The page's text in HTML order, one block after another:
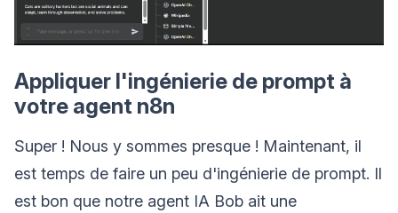
Appliquer l'ingénierie de prompt à
votre agent n8n
Super ! Nous y sommes presque ! Maintenant, il
est temps de faire un peu d'ingénierie de prompt. Il
est bon que notre agent IA Bob ait une